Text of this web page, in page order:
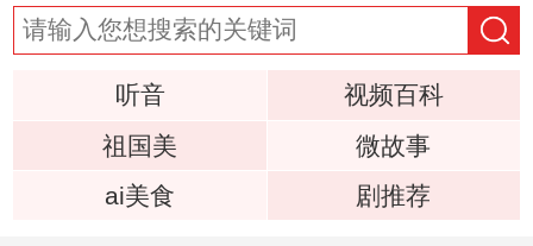
听音
视频百科
祖国美
微故事
ai美食
剧推荐